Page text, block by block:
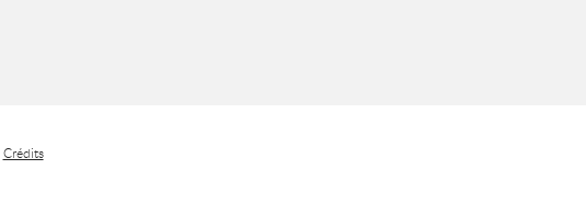
Crédits